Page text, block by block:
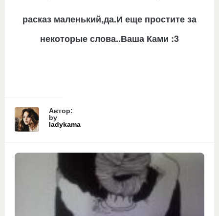
расказ маленький,да.И еще простите за
некоторые слова..Ваша Ками :3
Автор:
by
ladykama